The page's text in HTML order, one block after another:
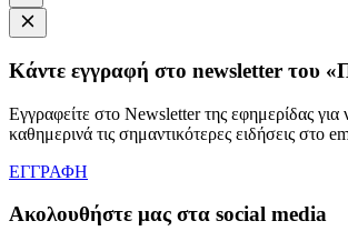
Κάντε εγγραφή στο newsletter του
Εγγραφείτε στο Newsletter της εφημερίδας για
καθημερινά τις σημαντικότερες ειδήσεις στο
ΕΓΓΡΑΦΗ
Ακολουθήστε μας στα social media